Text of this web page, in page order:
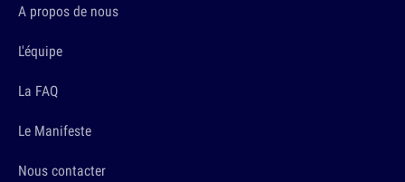
A propos de nous
L'équipe
La FAQ
Le Manifeste
Nous contacter